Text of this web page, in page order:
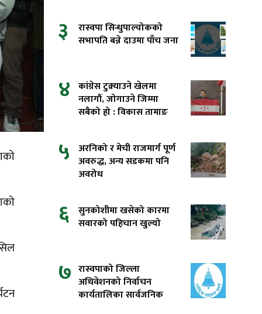
३
रास्वपा सिन्धुपाल्चोकको
सभापति बन्ने दाउमा पाँच जना
४ कांग्रेस टुक्र्याउने खेलमा
नलागौं, जोगाउने जिम्मा
सबैको हो : विकास तामाङ
५ अरनिको र मेची राजमार्ग पूर्ण
अवरुद्ध, अन्य सडकमा पनि
अवरोध
६ सुनकोशीमा खसेको कारमा
सवारको पहिचान खुल्यो
७ रास्वपाको जिल्ला
अधिवेशनको निर्वाचन
कार्यतालिका सार्वजनिक